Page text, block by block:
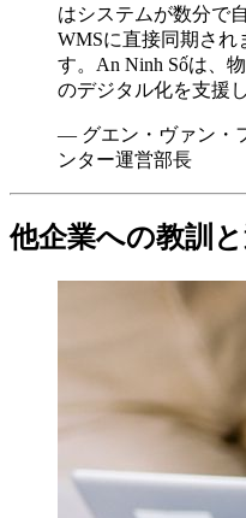
はシステムが数分で
WMSに直接同期され
す。An Ninh Sốは、
のデジタル化を支援
— グエン・ヴァン・
ンター運営部長
他企業への教訓と